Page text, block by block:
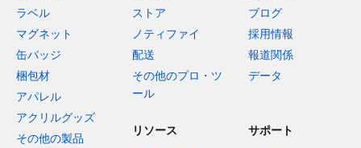
ラベル
マグネット
缶バッジ
梱包材
アパレル
アクリルグッズ
その他の製品
ストア
ノティファイ
配送
その他のプロ・ツ
ール
ブログ
採用情報
報道関係
データ
リソース
サポート